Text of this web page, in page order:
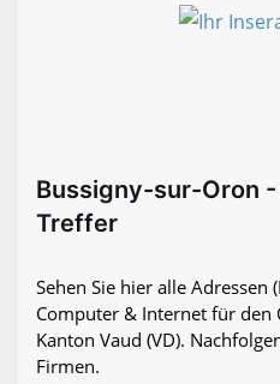
Bussigny-sur-Oron
Treffer
Sehen Sie hier alle Adressen
Computer & Internet für
Kanton Vaud (VD).
Firmen.